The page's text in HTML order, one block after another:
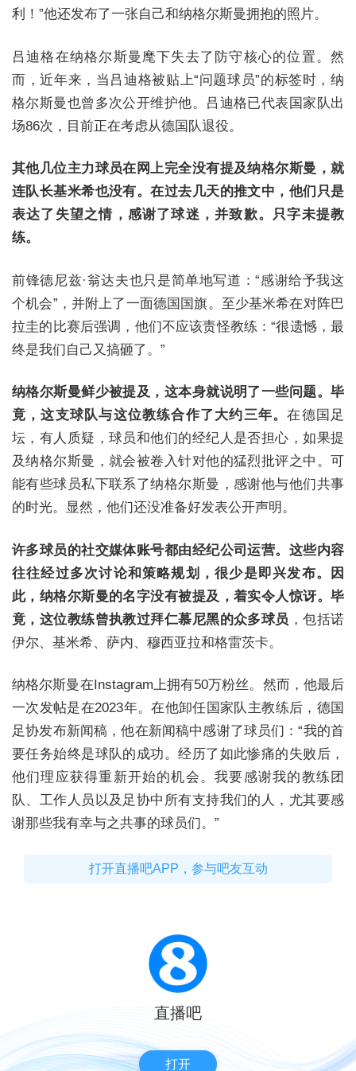
利！”他还发布了一张自己和纳格尔斯曼拥抱的照片。
吕迪格在纳格尔斯曼麾下失去了防守核心的位置。然
而，近年来，当吕迪格被贴上“问题球员”的标签时，纳
格尔斯曼也曾多次公开维护他。吕迪格已代表国家队出
场86次，目前正在考虑从德国队退役。
其他几位主力球员在网上完全没有提及纳格尔斯曼，就
连队长基米希也没有。在过去几天的推文中，他们只是
表达了失望之情，感谢了球迷，并致歉。只字未提教
练。
前锋德尼兹·翁达夫也只是简单地写道：“感谢给予我这
个机会”，并附上了一面德国国旗。至少基米希在对阵巴
拉圭的比赛后强调，他们不应该责怪教练：“很遗憾，最
终是我们自己又搞砸了 。”
纳格尔斯曼鲜少被提及，这本身就说明了一些问题。毕
竟，这支球队与这位教练合作了大约三年。在德国足
坛，有人质疑，球员和他们的经纪人是否担心，如果提
及纳格尔斯曼，就会被卷入针对他的猛烈批评之中。可
能有些球员私下联系了纳格尔斯曼，感谢他与他们共事
的时光。显然，他们还没准备好发表公开声明。
许多球员的社交媒体账号都由经纪公司运营。这些内容
往往经过多次讨论和策略规划，很少是即兴发布。因
此，纳格尔斯曼的名字没有被提及，着实令人惊讶。毕
竟，这位教练曾执教过拜仁慕尼黑的众多球员 ，包括诺
伊尔、基米希、萨内、穆西亚拉和格雷茨卡。
纳格尔斯曼在Instagram上拥有50万粉丝。然而，他最后
一次发帖是在2023年。在他卸任国家队主教练后，德国
足协发布新闻稿，他在新闻稿中感谢了球员们：“我的首
要任务始终是球队的成功。经历了如此惨痛的失败后，
他们理应获得重新开始的机会。我要感谢我的教练团
队、工作人员以及足协中所有支持我们的人，尤其要感
谢那些我有幸与之共事的球员们。”
打开直播吧APP，参与吧友互动
直播吧
打开